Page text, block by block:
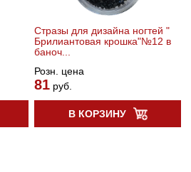
Стразы для дизайна ногтей "
Брилиантовая крошка"№12 в
баноч...
Розн. цена
81 руб.
В КОРЗИНУ